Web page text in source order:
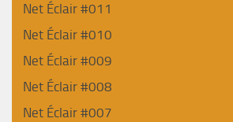
Net Éclair #011
Net Éclair #010
Net Éclair #009
Net Éclair #008
Net Éclair #007